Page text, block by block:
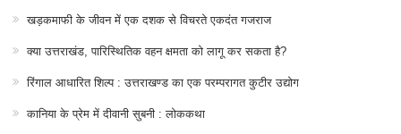
खड़कमाफी के जीवन में एक दशक से विचरते एकदंत गजराज
क्या उत्तराखंड, पारिस्थितिक वहन क्षमता को लागू कर सकता है?
रिंगाल आधारित शिल्प : उत्तराखण्ड का एक परम्परागत कुटीर उद्योग
कानिया के प्रेम में दीवानी सुबनी : लोककथा